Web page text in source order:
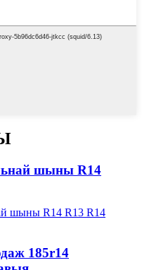
шыны R14
185r14